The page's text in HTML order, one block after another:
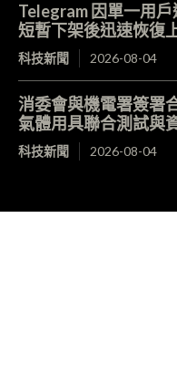
Telegram 因單一用
短暫下架後迅速恢復
科技新聞 2026-08-04
消委會與機電署簽署
氣體用具聯合測試與
科技新聞 2026-08-04